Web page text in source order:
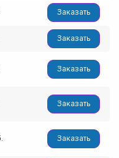
Заказать
Заказать
Заказать
Заказать
Заказать